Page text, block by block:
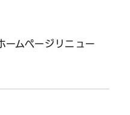
ームページリニュー